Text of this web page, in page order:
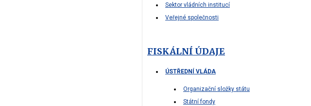
Sektor vládních institucí
Veřejné společnosti
FISKÁLNÍ ÚDAJE
ÚSTŘEDNÍ VLÁDA
Organizační složky státu
Státní fondy